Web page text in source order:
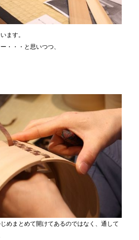
ます。
・・・と思いつつ、
めまとめて開けてあるのではなく、通して